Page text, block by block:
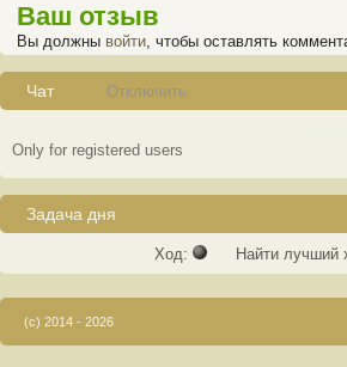
Ваш отзыв
Вы должны войти, чтобы оставлять
Чат Отключить
Only for registered users
Задача дня
Ход: Найти лучший
(c) 2014 - 2026